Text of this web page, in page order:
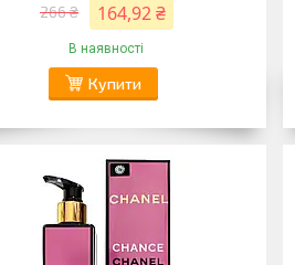
266 ₴ 164,92 ₴
В наявності
Купити